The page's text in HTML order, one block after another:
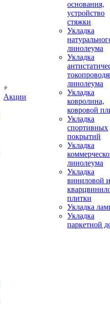
Акции
основания,
устройство
стяжки
Укладка
линолеума
Укладка
линолеума
Укладка
ковролина,
ковровой
Укладка
спортивных
покрытий
Укладка
линолеума
Укладка
виниловой и
плитки
Укладка
Укладка
паркетной